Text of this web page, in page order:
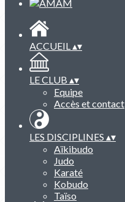
ACCUEIL▴▾
LE CLUB ▴▾
Equipe
Accès et contact
LES DISCIPLINES ▴▾
Aïkibudo
Judo
Karaté
Kobudo
Taïso